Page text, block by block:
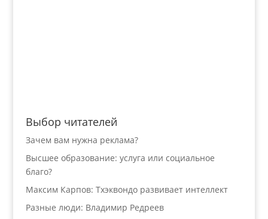
Выбор читателей
Зачем вам нужна реклама?
Высшее образование: услуга или социальное
благо?
Максим Карпов: Тхэквондо развивает интеллект
Разные люди: Владимир Редреев